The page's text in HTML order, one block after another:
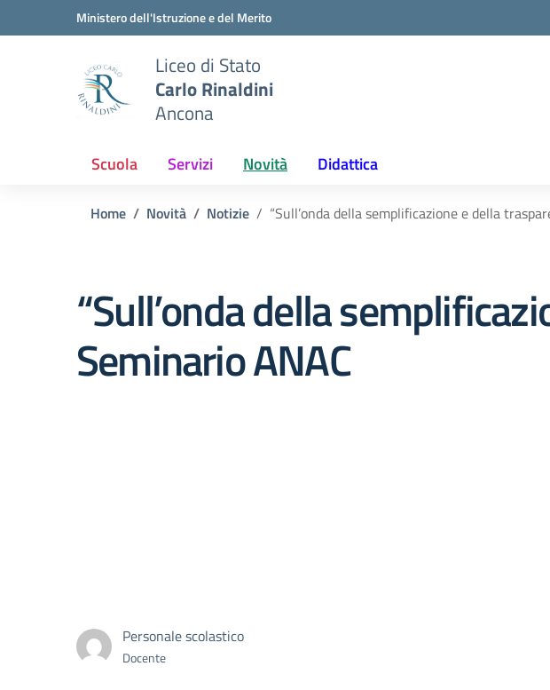
Vai ai contenuti
Vai al menu di navigazioneMinistero dell'Istruzione e del Merito
Liceo di Stato
Carlo Rinaldini
Ancona
Scuola Servizi Novità Didattica
Home Novità Notizie “Sull’onda della semplificazione e della
“Sull’onda della
Seminario ANAC
Personale scolastico
Docente